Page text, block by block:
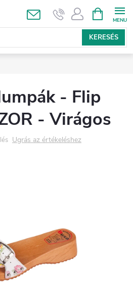
KERESÉS
KOSÁR
- Flip
- Virágos
Ugrás az értékeléshez